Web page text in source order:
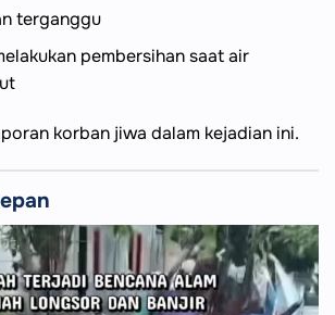
terganggu
pembersihan saat air
korban jiwa dalam kejadian ini.